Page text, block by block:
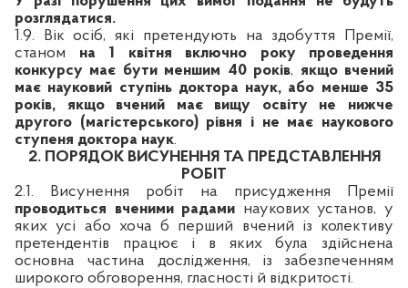
розглядатися.
1.9. Вік осіб, які претендують на здобуття Премії,
станом на 1 квітня включно
року проведення
конкурсу має бути меншим 40 років, якщо вчений
має науковий ступінь доктора наук, або менше 35
років, якщо вчений має вищу освіту не нижче
другого (магістерського) рівня і не має наукового
ступеня доктора наук.
2. ПОРЯДОК ВИСУНЕННЯ ТА ПРЕДСТАВЛЕННЯ
РОБІТ
2.1. Висунення робіт на присудження Премії
проводиться вченими радами наукових установ, у
яких усі або хоча б перший вчений із колективу
претендентів працює і в яких була здійснена
основна частина дослідження, із забезпеченням
широкого обговорення, гласності й відкритості.